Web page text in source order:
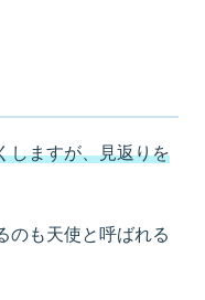
しますが、見返りを
のも天使と呼ばれる